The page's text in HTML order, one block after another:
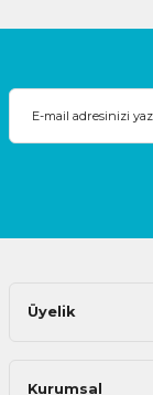
Üyelik
Kurumsal